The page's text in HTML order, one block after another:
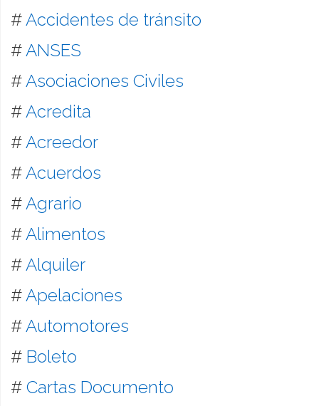
#Accidentes de tránsito
#ANSES
#Asociaciones Civiles
#Acredita
#Acreedor
#Acuerdos
#Agrario
#Alimentos
#Alquiler
#Apelaciones
#Automotores
# Boleto
# Cartas Documento